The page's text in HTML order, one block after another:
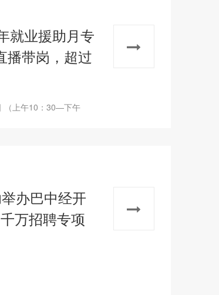
就业援助月专
播带岗，超过
（上午10：30—下午
办巴中经开
万招聘专项